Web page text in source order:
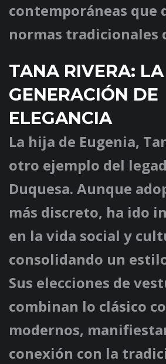
contemporáneas que
normas tradicionales
TANA RIVERA:
GENERACIÓN DE
ELEGANCIA
La hija de Eugenia,
otro ejemplo del
Duquesa. Aunque
más discreto, ha ido
en la vida social y
consolidando un
Sus elecciones de
combinan lo clásico
modernos,
conexión con la